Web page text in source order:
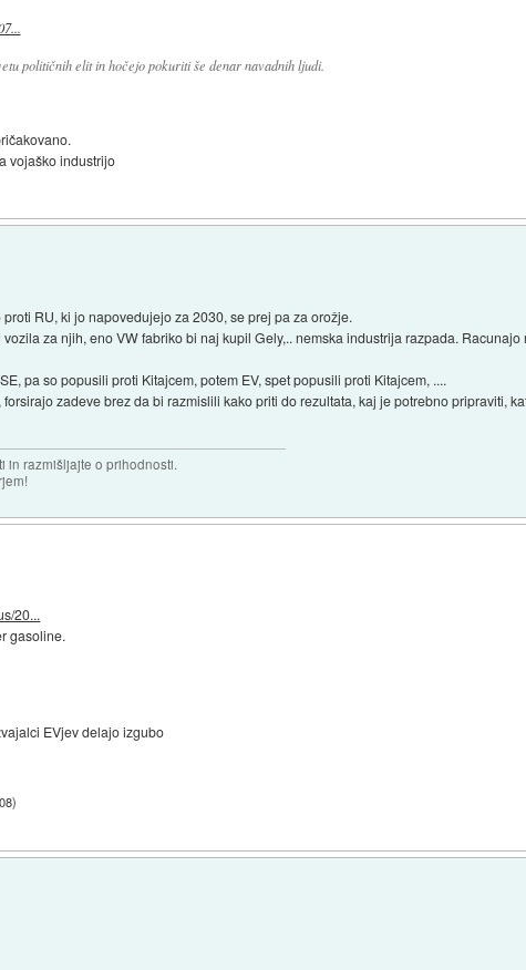
političnih elit in hočejo pokuriti še denar navadnih ljudi.
vojaško industrijo
RU, ki jo napovedujejo za 2030, se prej pa za orožje.
za njih, eno VW fabriko bi naj kupil Gely,.. nemska industrija razpada.
pa so popusili proti Kitajcem, potem EV, spet popusili proti Kitajcem, ....
zadeve brez da bi razmislili kako priti do rezultata, kaj je potrebno pripraviti,
in razmišljajte o prihodnosti.
20...
gasoline.
EVjev delajo izgubo
)